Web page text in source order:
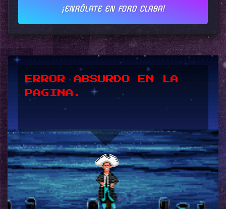
¡ENRÓLATE EN FORO CLABA!
*UPSSS*